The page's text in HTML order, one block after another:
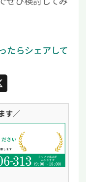
す／